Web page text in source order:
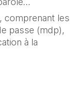
comprenant les
passe (mdp),
à la